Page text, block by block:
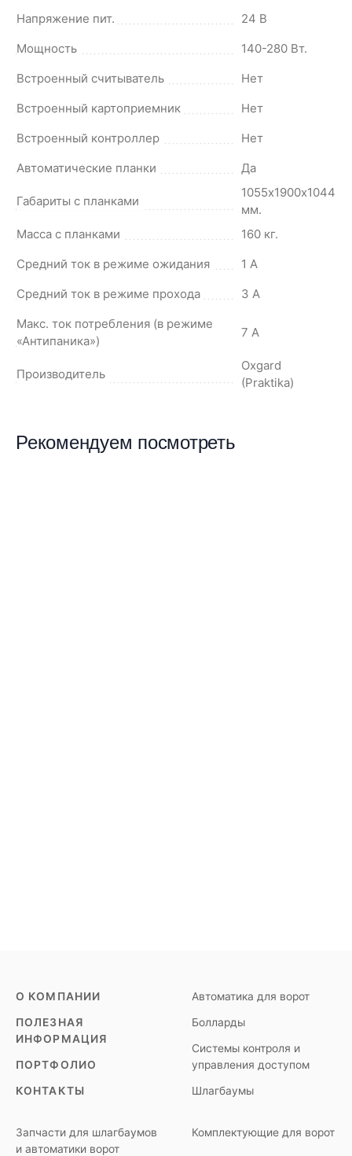
Напряжение пит.
24 В
Мощность
140-280 Вт.
Встроенный считыватель
Нет
Встроенный картоприемник
Нет
Встроенный контроллер
Нет
Автоматические планки
Да
Габариты с планками
1055х1900х1044
мм.
Масса с планками
160 кг.
Средний ток в режиме ожидания
1 А
Средний ток в режиме прохода
3 А
Макс. ток потребления (в режиме
«Антипаника»)
7 А
Производитель
Oxgard
(Praktika)
Рекомендуем посмотреть
О КОМПАНИИ
ПОЛЕЗНАЯ
ИНФОРМАЦИЯ
ПОРТФОЛИО
КОНТАКТЫ
Автоматика для ворот
Болларды
Системы контроля и
управления доступом
Шлагбаумы
Запчасти для шлагбаумов
и автоматики ворот
Комплектующие для ворот